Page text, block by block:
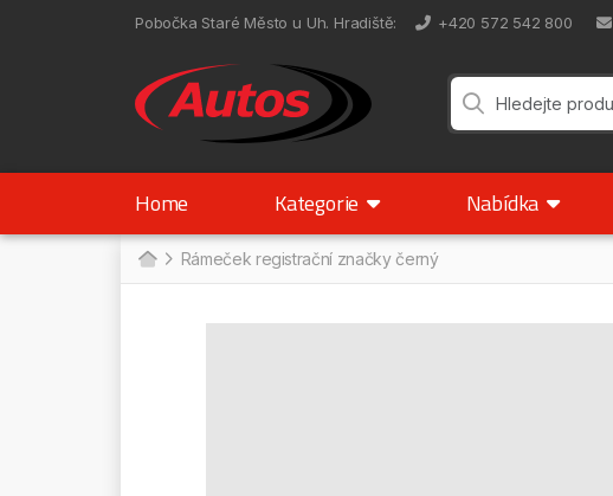
Pobočka Staré Město u Uh. Hradiště: +420 572 542 800
Home Kategorie Nabídka
Rámeček registrační značky černý